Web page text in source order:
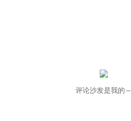
评论沙发是我的～